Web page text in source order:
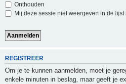
Onthouden
Mij deze sessie niet weergeven in de
REGISTREER
Om je te kunnen aanmelden, moet je
enkele minuten in beslag, maar geeft je